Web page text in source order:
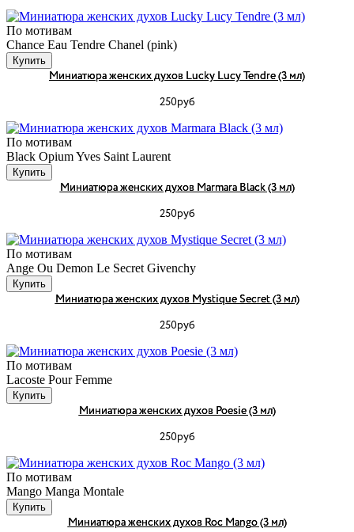
По мотивам
Chance Eau Tendre Chanel (pink)
Купить
Миниатюра женских духов Lucky Lucy Tendre (3 мл)
250руб
По мотивам
Black Opium Yves Saint Laurent
Купить
Миниатюра женских духов Marmara Black (3 мл)
250руб
По мотивам
Ange Ou Demon Le Secret Givenchy
Купить
Миниатюра женских духов Mystique Secret (3 мл)
250руб
По мотивам
Lacoste Pour Femme
Купить
Миниатюра женских духов Poesie (3 мл)
250руб
По мотивам
Mango Manga Montale
Купить
Миниатюра женских духов Roc Mango (3 мл)